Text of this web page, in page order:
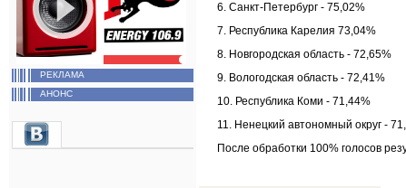
РЕКЛАМА
АНОНС
6. Санкт-Петербург - 75,02%
7. Республика Карелия 73,04%
8. Новгородская область - 72,65%
9. Вологодская область - 72,41%
10. Республика Коми - 71,44%
11. Ненецкий автономный округ -
После обработки 100% голосов